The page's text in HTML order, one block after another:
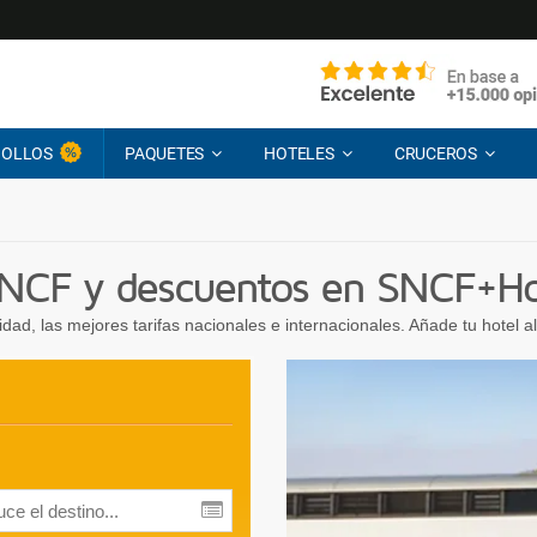
PAQUETES HOTELES CRUCEROS
y descuentos en
las mejores tarifas nacionales e internacionales. Añade tu hotel